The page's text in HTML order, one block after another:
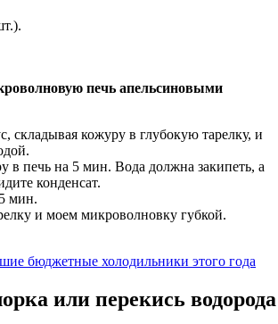
печь апельсиновыми
складывая кожуру в глубокую тарелку, и
в печь на 5 мин. Вода должна закипеть, а
конденсат.
мин.
и моем микроволновку губкой.
бюджетные холодильники этого года
или перекись водорода